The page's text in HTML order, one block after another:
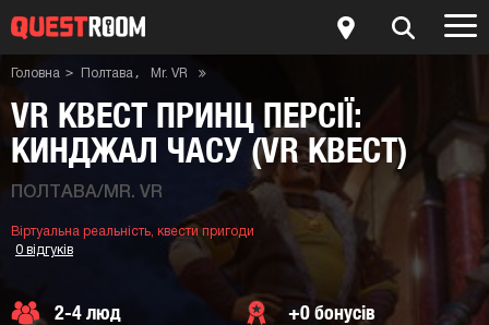
Головна Пoлтaва Mr. VR
VR КВЕСТ ПРИНЦ ПЕРСІЇ:
КИНДЖАЛ ЧАСУ (VR КВЕСТ)
ПOЛТAВА/MR. VR
Віртуальна реальність, квести пригоди
0 відгуків
2-4 люд
+0 бонусів